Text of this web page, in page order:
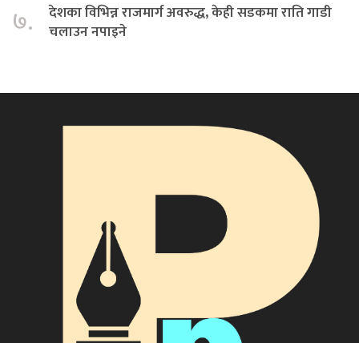
७.
देशका विभिन्न राजमार्ग अवरुद्ध, केही सडकमा राति गाडी
चलाउन नपाइने